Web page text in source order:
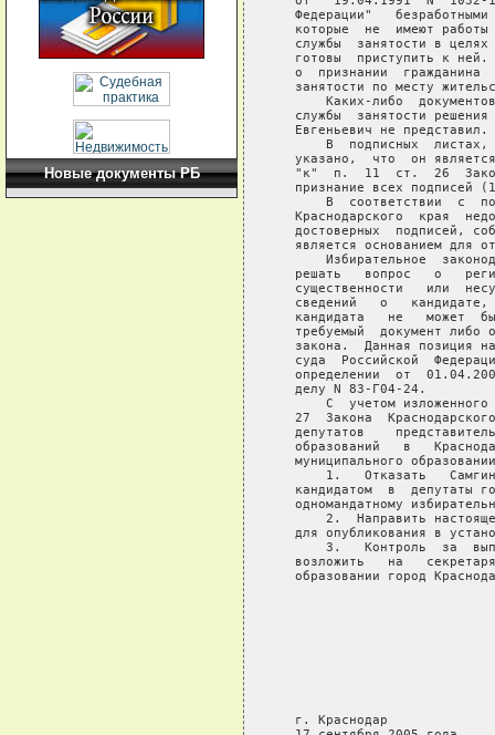
Новые документы РБ
Федерации"
которые  не  имеют
службы  занятости в
готовы  приступить к
о  признании  гражданина
занятости по месту
Каких-либо
службы  занятости
   Евгеньевич не представил.
В  подписных
указано,  что  он
"к"  п.  11  ст.  26
признание всех подписей
В  соответствии  с
Краснодарского  края
достоверных  подписей,
является основанием для
Избирательное
решать   вопрос   о
существенности   или
сведений   о
кандидата   не   может
требуемый  документ либо
закона.  Данная позиция
суда  Российской
определении  от
   делу N 83-Г04-24.
С  учетом
27  Закона
депутатов
образований   в
муниципального
1.   Отказать
кандидатом  в  депутаты
одномандатному
2.  Направить
для опубликования в
3.   Контроль  за
возложить   на
образовании город
   г. Краснодар